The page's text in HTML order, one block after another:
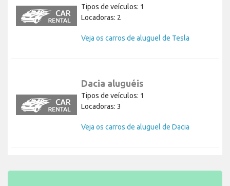
Tipos de veículos: 1
Locadoras: 2
Veja os carros de aluguel de Tesla
Dacia aluguéis
Tipos de veículos: 1
Locadoras: 3
Veja os carros de aluguel de Dacia